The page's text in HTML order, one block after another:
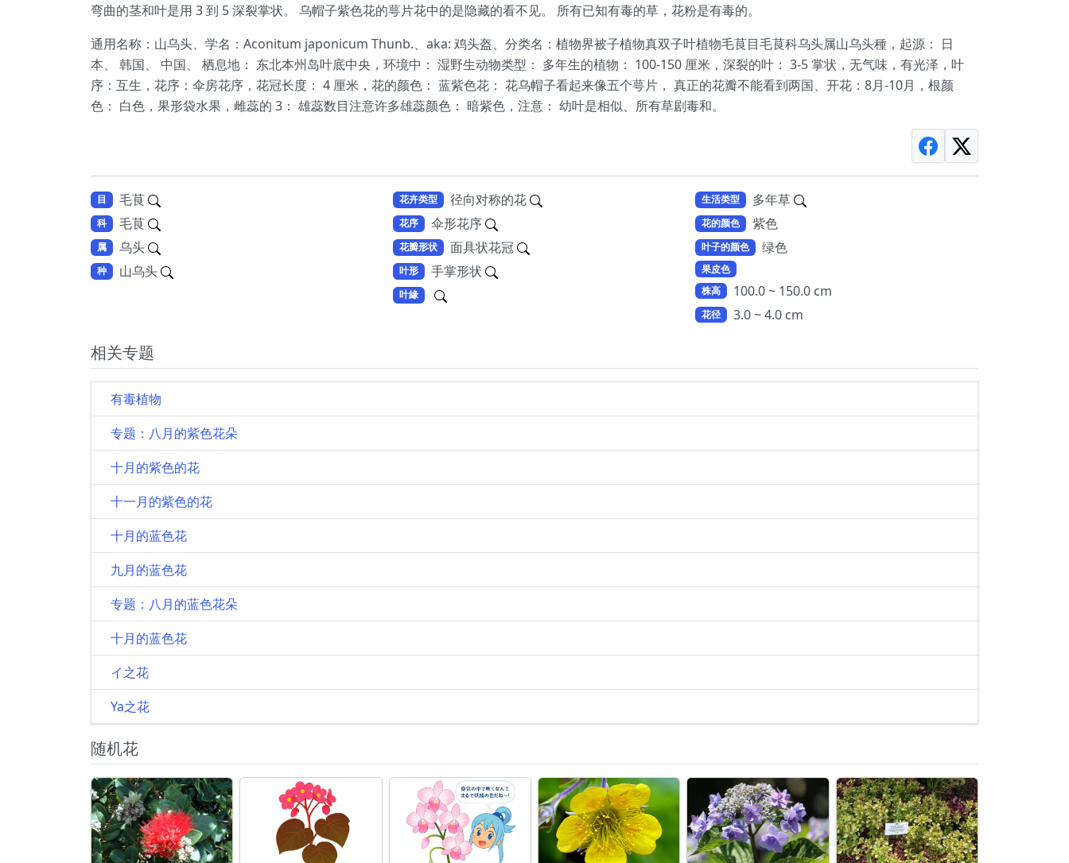
弯曲的茎和叶是用 3 到 5 深裂掌状。 乌帽子紫色花的萼片花中的是隐藏的看不见。 所有已知有毒的草，花粉是有毒的。
通用名称：山乌头、学名：Aconitum japonicum Thunb.、aka: 鸡头盔、分类名：植物界被子植物真双子叶植物毛茛目毛茛科乌头属山乌头種，起源： 日
本、 韩国、 中国、 栖息地： 东北本州岛叶底中央，环境中： 湿野生动物类型： 多年生的植物： 100-150 厘米，深裂的叶： 3-5 掌状，无气味，有光泽，叶
序：互生，花序：伞房花序，花冠长度： 4 厘米，花的颜色： 蓝紫色花： 花乌帽子看起来像五个萼片， 真正的花瓣不能看到两国、开花：8月-10月，根颜
色： 白色，果形袋水果，雌蕊的 3： 雄蕊数目注意许多雄蕊颜色： 暗紫色，注意： 幼叶是相似、所有草剧毒和。
目 毛茛
科 毛茛
属 乌头
种 山乌头
花卉类型 径向对称的花
花序 伞形花序
花瓣形状 面具状花冠
叶形 手掌形状
叶緣
生活类型 多年草
花的颜色 紫色
叶子的颜色 绿色
果皮色
株高
100.0 ~ 150.0 cm
花径 3.0 ~ 4.0 cm
相关专题
有毒植物
专题：八月的紫色花朵
十月的紫色的花
十一月的紫色的花
十月的蓝色花
九月的蓝色花
专题：八月的蓝色花朵
十月的蓝色花
イ之花
Ya之花
随机花